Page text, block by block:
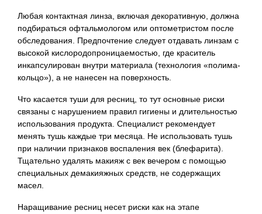
Любая контактная линза, включая декоративную, должна
подбираться офтальмологом или оптометристом после
обследования. Предпочтение следует отдавать линзам с
высокой кислородопроницаемостью, где краситель
инкапсулирован внутри материала (технология «полима-
кольцо»), а не нанесен на поверхность.
Что касается туши для ресниц, то тут основные риски
связаны с нарушением правил гигиены и длительностью
использования продукта. Специалист рекомендует
менять тушь каждые три месяца. Не использовать тушь
при наличии признаков воспаления век (блефарита).
Тщательно удалять макияж с век вечером с помощью
специальных демакияжных средств, не содержащих
масел.
Наращивание ресниц несет риски как на этапе